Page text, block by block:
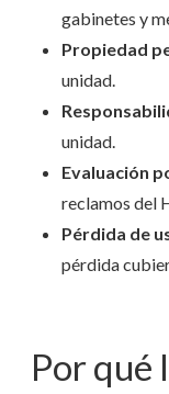
gabinetes y
Propiedad
unidad.
unidad.
Evaluación
reclamos del
Pérdida de
pérdida
Por qué